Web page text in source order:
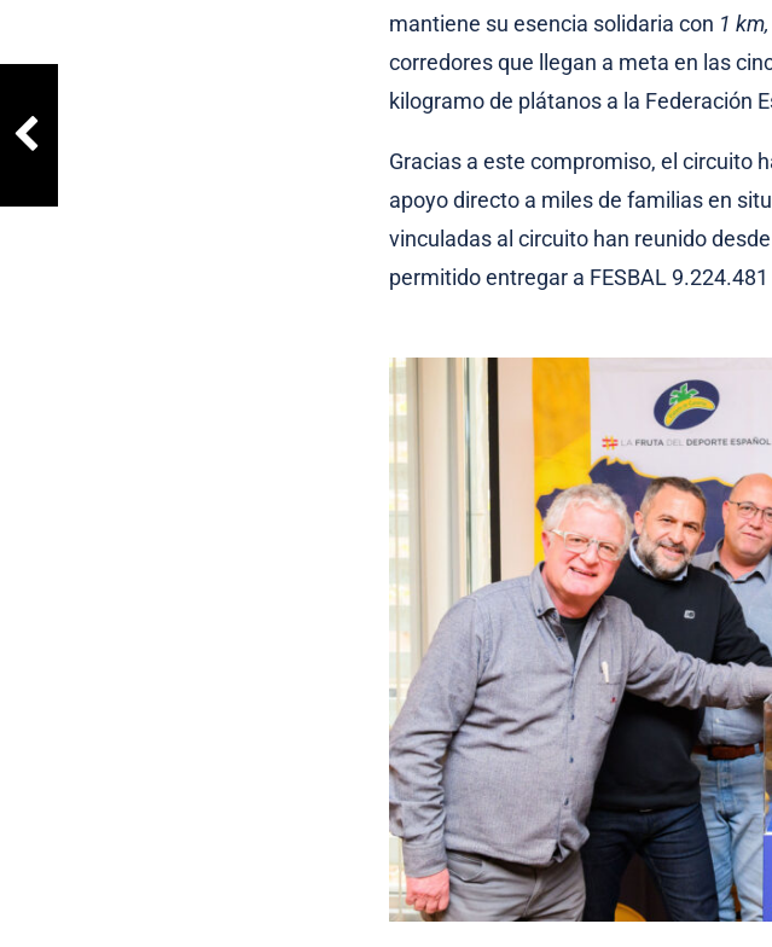
mantiene su esencia solidaria con 1
corredores que llegan a meta en las
kilogramo de plátanos a la Federación
Gracias a este compromiso, el circuito
apoyo directo a miles de familias en
vinculadas al circuito han reunido
permitido entregar a FESBAL